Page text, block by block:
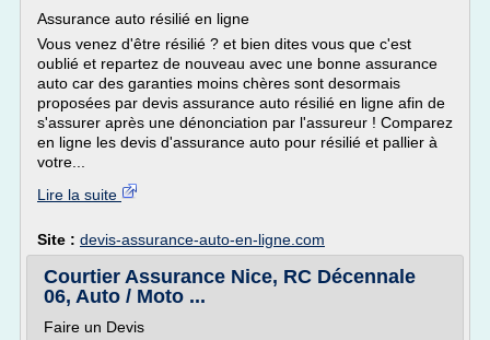
Assurance auto résilié en ligne
Vous venez d'être résilié ? et bien dites vous que c'est
oublié et repartez de nouveau avec une bonne assurance
auto car des garanties moins chères sont desormais
proposées par devis assurance auto résilié en ligne afin de
s'assurer après une dénonciation par l'assureur ! Comparez
en ligne les devis d'assurance auto pour résilié et pallier à
votre...
Lire la suite
Site : devis-assurance-auto-en-ligne.com
Courtier Assurance Nice, RC Décennale
06, Auto / Moto ...
Faire un Devis